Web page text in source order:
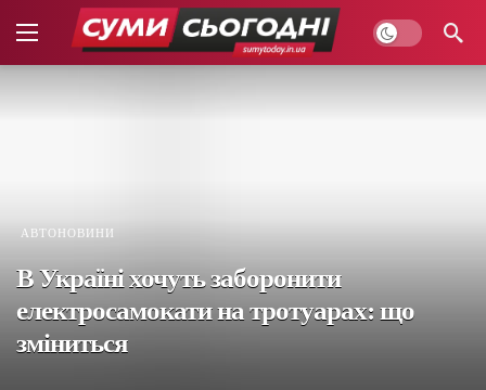
АВТОНОВИНИ
В Україні хочуть заборонити
електросамокати на тротуарах: що
зміниться